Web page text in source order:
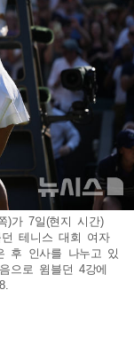
)가 7일(현지 시간)
테니스 대회 여자
후 인사를 나누고 있
으로 윔블던 4강에